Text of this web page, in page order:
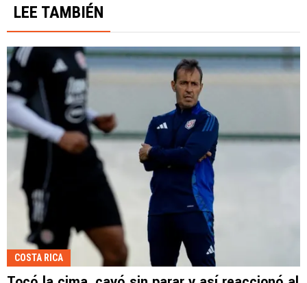
LEE TAMBIÉN
COSTA RICA